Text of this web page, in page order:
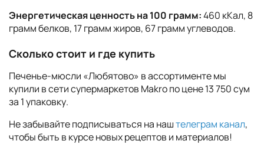
Энергетическая ценность на 100 грамм:460 кКал, 8
грамм белков, 17 грамм жиров, 67 грамм углеводов.
Сколько стоит и где купить
Печенье-мюсли «Любятово» в ассортименте мы
купили в сети супермаркетов Makro по цене 13 750 сум
за 1 упаковку.
Не забывайте подписываться на наштелеграм канал,
чтобы быть в курсе новых рецептов и материалов!